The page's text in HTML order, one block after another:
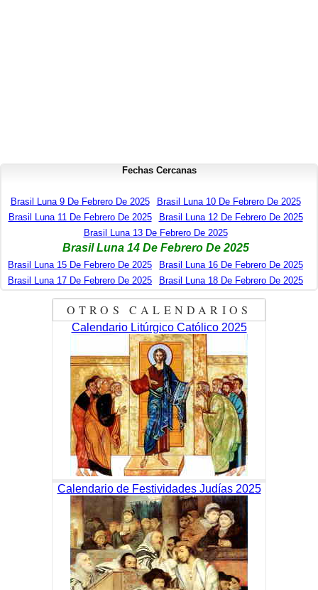
Fechas Cercanas
Brasil Luna 9 De Febrero De 2025
Brasil Luna 10 De Febrero De 2025
Brasil Luna 11 De Febrero De 2025
Brasil Luna 12 De Febrero De 2025
Brasil Luna 13 De Febrero De 2025
Brasil Luna 14 De Febrero De 2025
Brasil Luna 15 De Febrero De 2025
Brasil Luna 16 De Febrero De 2025
Brasil Luna 17 De Febrero De 2025
Brasil Luna 18 De Febrero De 2025
OTROS CALENDARIOS
Calendario Litúrgico Católico 2025
Calendario de Festividades Judías 2025